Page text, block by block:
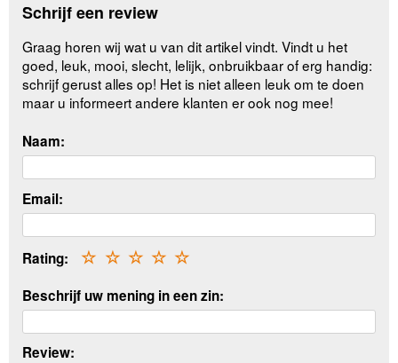
Schrijf een review
Graag horen wij wat u van dit artikel vindt. Vindt u het
goed, leuk, mooi, slecht, lelijk, onbruikbaar of erg handig:
schrijf gerust alles op! Het is niet alleen leuk om te doen
maar u informeert andere klanten er ook nog mee!
Naam:
Email:
Rating: ☆
☆
☆
☆
☆
Beschrijf uw mening in een zin:
Review: